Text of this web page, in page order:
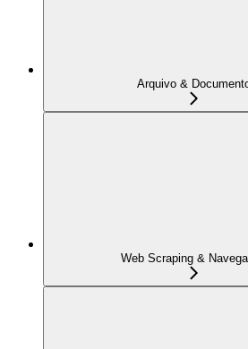
Arquivo &
Web Scraping &